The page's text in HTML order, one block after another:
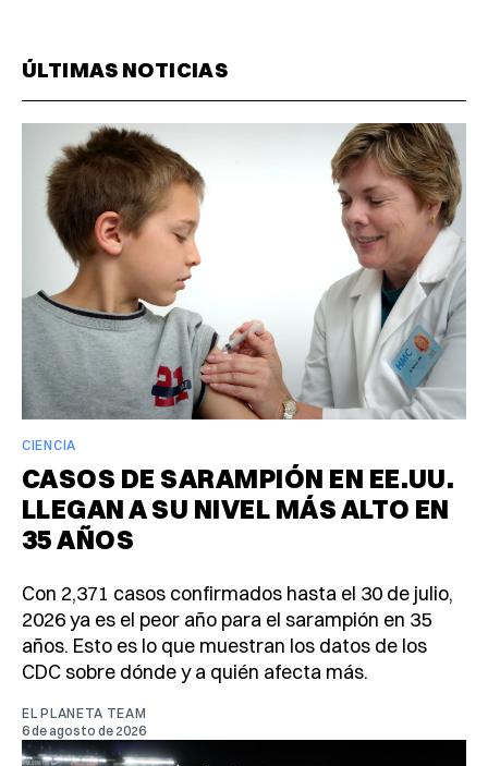
ÚLTIMAS NOTICIAS
CIENCIA
CASOS DE SARAMPIÓN EN EE.UU.
LLEGAN A SU NIVEL MÁS ALTO EN
35 AÑOS
Con 2,371 casos confirmados hasta el 30 de julio,
2026 ya es el peor año para el sarampión en 35
años. Esto es lo que muestran los datos de los
CDC sobre dónde y a quién afecta más.
EL PLANETA TEAM
6 de agosto de 2026